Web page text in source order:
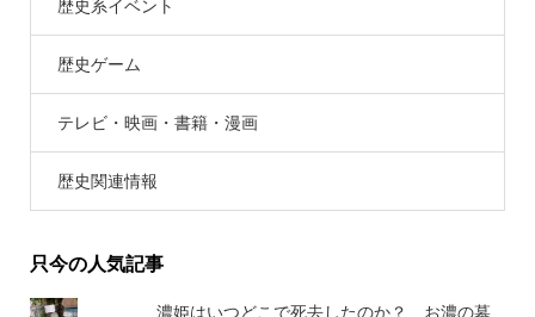
歴史系イベント
歴史ゲーム
テレビ・映画・書籍・漫画
歴史関連情報
只今の人気記事
濃姫はいつどこで死去したのか？ お濃の墓